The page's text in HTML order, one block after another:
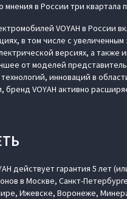
мнения в России три квартала
VOYAH в России
в том числе с
версиях, а
от моделей
инноваций в
VOYAH активно
действует гарантия 5 лет
в Москве, Санкт-
Ижевске, Воронеже,